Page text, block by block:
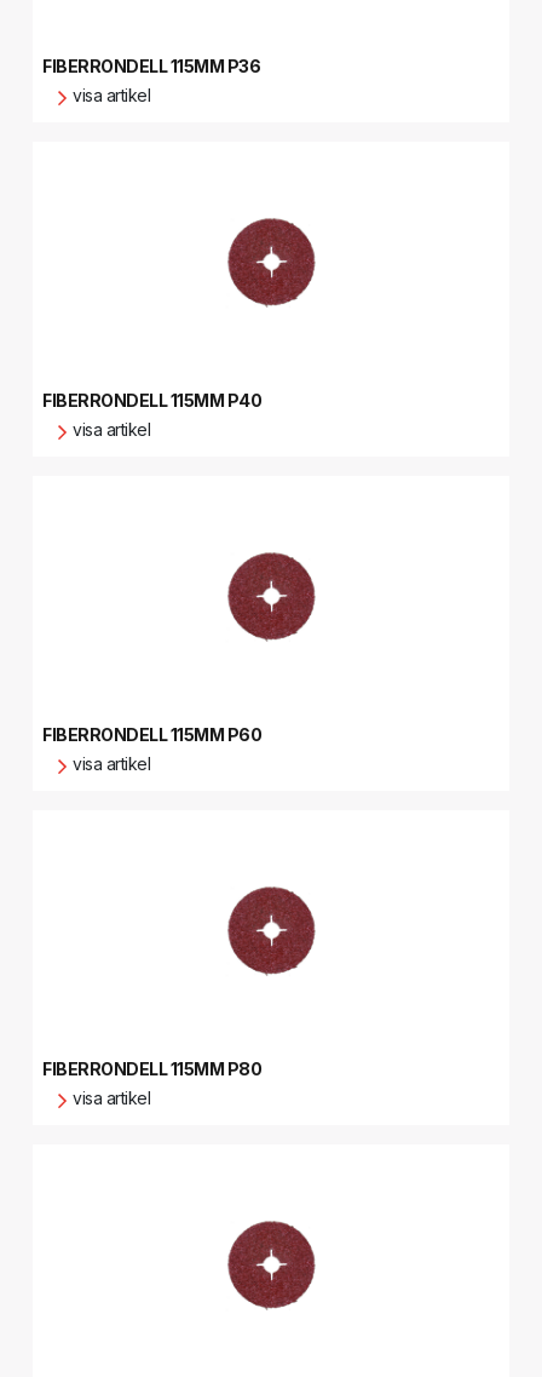
FIBERRONDELL 115MM P36
visa artikel
FIBERRONDELL 115MM P40
visa artikel
FIBERRONDELL 115MM P60
visa artikel
FIBERRONDELL 115MM P80
visa artikel